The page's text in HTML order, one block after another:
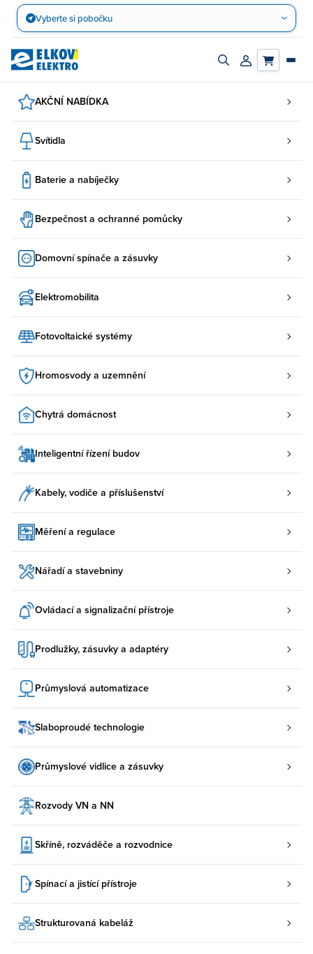
Přejít
obsah
Vyberte si pobočku
Zapnout/vypnout
Přihlásit/
AKČNÍ NABÍDKA
Svítidla
Baterie a nabíječky
Bezpečnost a ochranné pomůcky
Domovní spínače a zásuvky
Elektromobilita
Fotovoltaické systémy
Hromosvody a uzemnění
Chytrá domácnost
Inteligentní řízení budov
Kabely, vodiče a příslušenství
Měření a regulace
Nářadí a stavebniny
Ovládací a signalizační přístroje
Prodlužky, zásuvky a adaptéry
Průmyslová automatizace
Slaboproudé technologie
Průmyslové vidlice a zásuvky
Rozvody VN a NN
Skříně, rozváděče a rozvodnice
Spínací a jistící přístroje
Strukturovaná kabeláž